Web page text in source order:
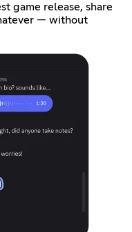
game release, share
— without